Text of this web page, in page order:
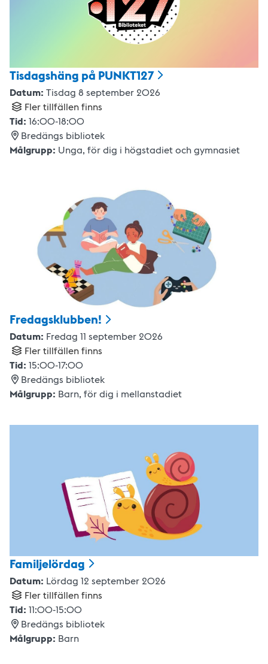
Tisdagshäng på PUNKT127
Datum: Tisdag 8 september 2026
Fler tillfällen finns
Tid: 16:00-18:00
Bredängs bibliotek
Målgrupp: Unga, för dig i högstadiet och gymnasiet
Fredagsklubben!
Datum: Fredag 11 september 2026
Fler tillfällen finns
Tid: 15:00-17:00
Bredängs bibliotek
Målgrupp: Barn, för dig i mellanstadiet
Familjelördag
Datum: Lördag 12 september 2026
Fler tillfällen finns
Tid: 11:00-15:00
Bredängs bibliotek
Målgrupp: Barn